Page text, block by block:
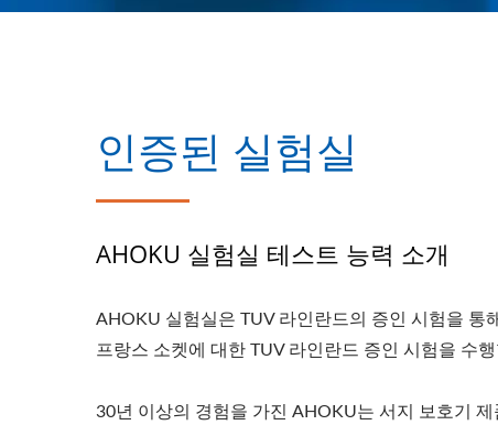
인증된 실험실
AHOKU 실험실 테스트 능력 소개
AHOKU 실험실은 TUV 라인란드의 증인 시험을 통
프랑스 소켓에 대한 TUV 라인란드 증인 시험을 수
30년 이상의 경험을 가진 AHOKU는 서지 보호기